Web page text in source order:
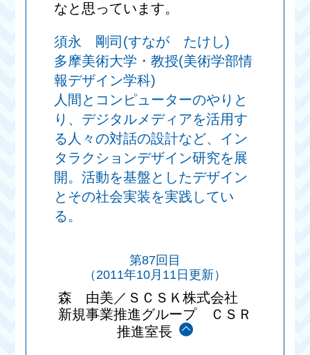
なと思っています。
須永 剛司(すなが たけし)
多摩美術大学・教授(美術学部情
報デザイン学科)
人間とコンピューターのやりと
り、デジタルメディアを活用す
る人々の対話の設計など、イン
タラクションデザイン研究を展
開。活動を基盤としたデザイン
とその社会実装を実践してい
る。
第87回目
（2011年10月11日更新）
森 由美／ＳＣＳＫ株式会社
新規事業推進グループ ＣＳＲ
推進室長